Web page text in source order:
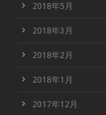
2018年5月
2018年3月
2018年2月
2018年1月
2017年12月